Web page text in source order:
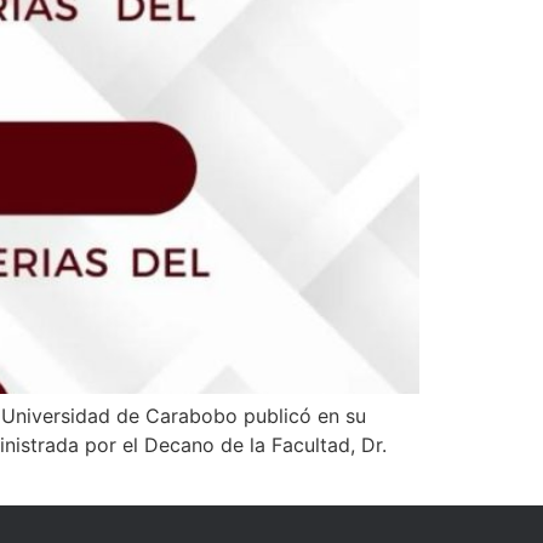
de Carabobo publicó en su
por el Decano de la Facultad, Dr.